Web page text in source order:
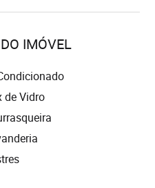
IMÓVEL
de Vidro